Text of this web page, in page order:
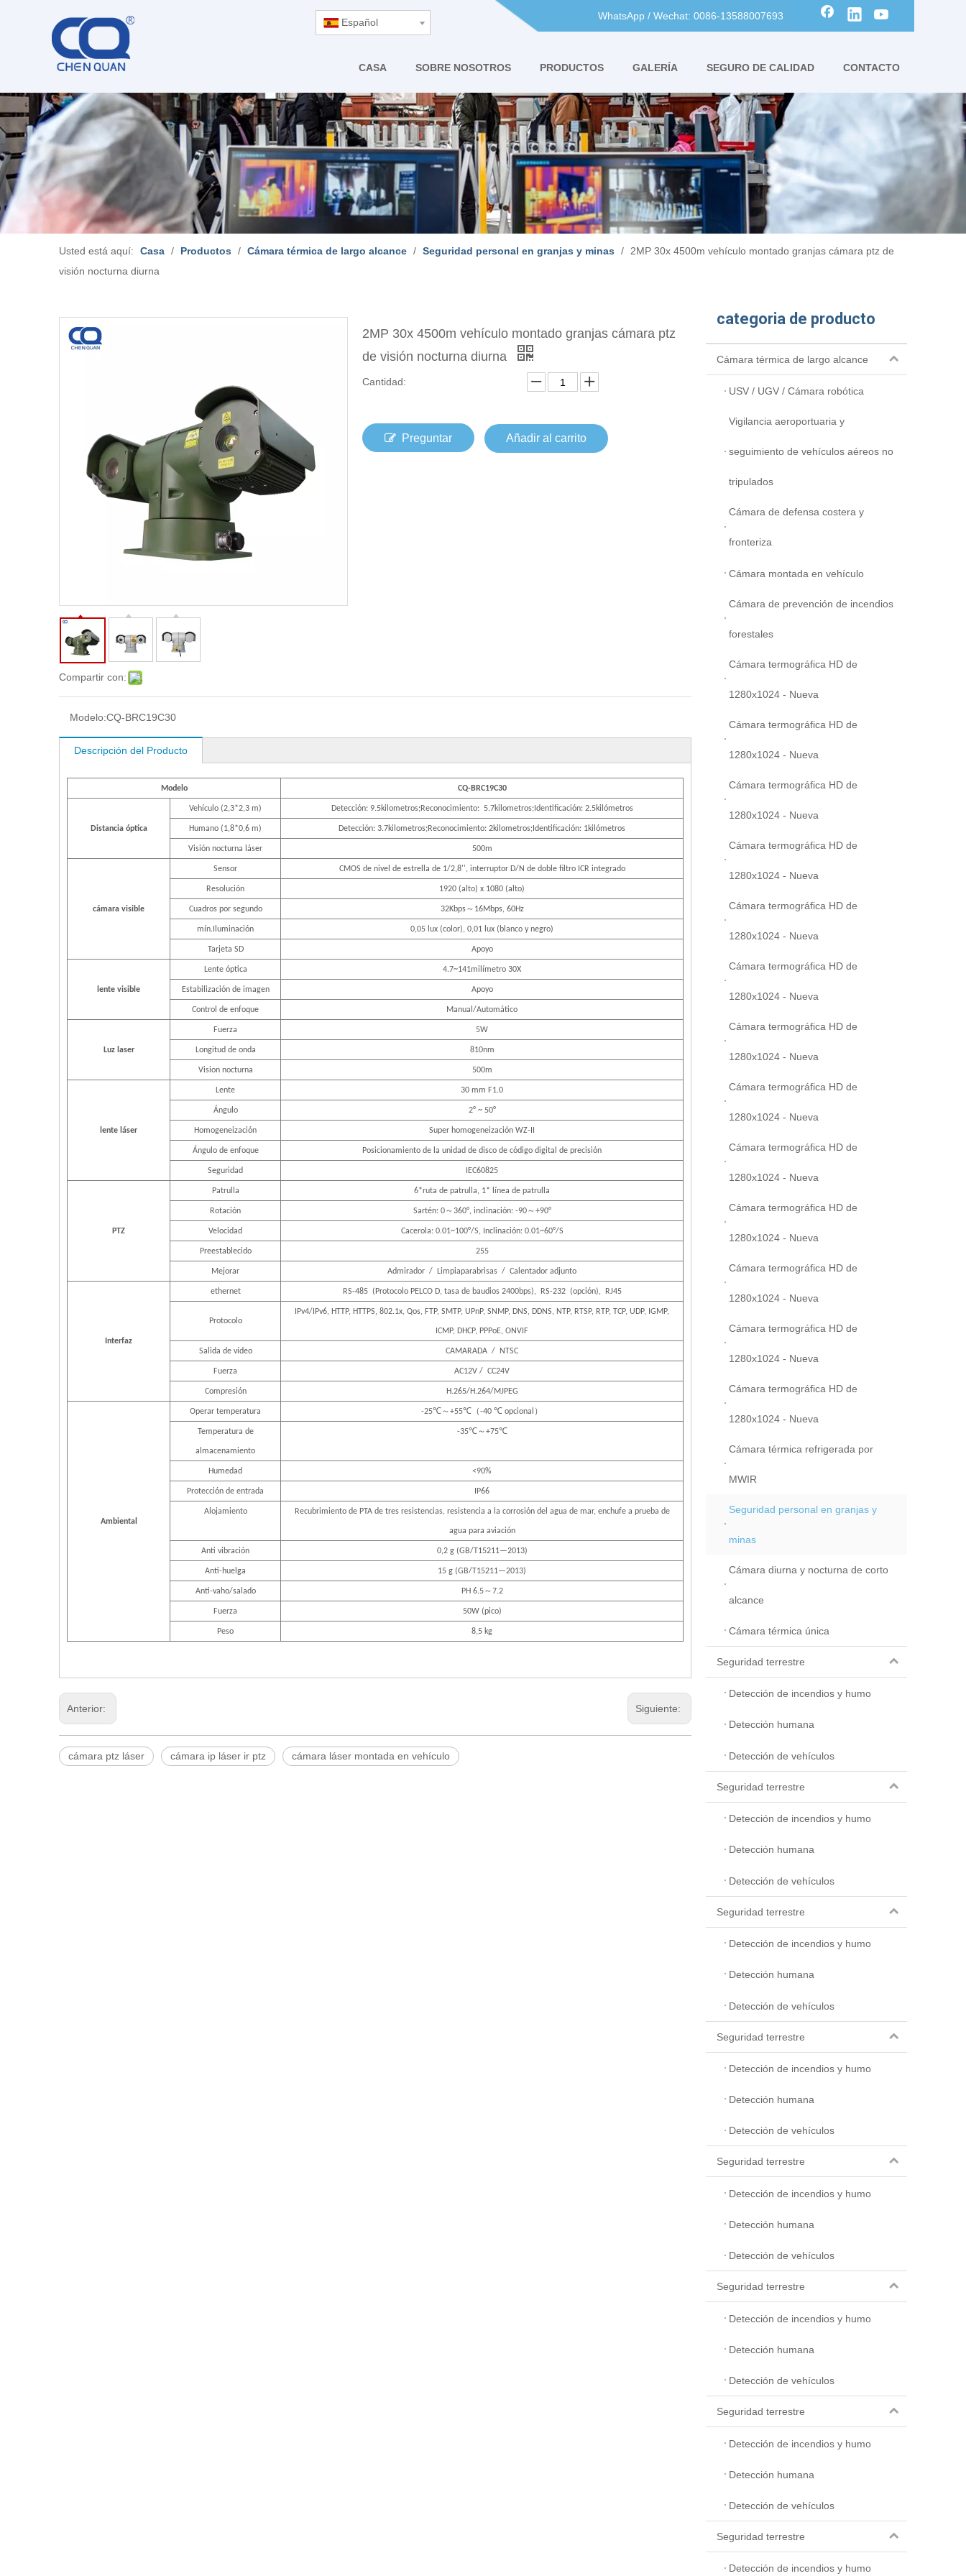
Español
WhatsApp / Wechat: 0086-13588007693
CASA SOBRE NOSOTROS PRODUCTOS GALERÍA SEGURO DE CALIDAD CONTACTO
Usted está aquí: Casa / Productos / Cámara térmica de largo alcance / Seguridad personal en granjas y minas /
2MP 30x 4500m vehículo montado granjas cámara ptz de
visión nocturna diurna
Compartir con:
2MP 30x 4500m vehículo montado granjas cámara ptz
de visión nocturna diurna
Cantidad:
Preguntar Añadir al carrito
Modelo:CQ-BRC19C30
Descripción del Producto
Modelo CQ-BRC19C30
Distancia óptica
Vehículo (2,3*2,3 m) Detección: 9.5kilometros;Reconocimiento:5.7kilometros;Identificación: 2.5kilómetros
Humano (1,8*0,6 m) Detección: 3.7kilometros;Reconocimiento: 2kilometros;Identificación: 1kilómetros
Visión nocturna láser 500m
cámara visible
Sensor CMOS de nivel de estrella de 1/2,8'', interruptor D/N de doble filtro ICR integrado
Resolución 1920 (alto) x 1080 (alto)
Cuadros por segundo 32Kbps～ 16Mbps, 60Hz
mín.Iluminación 0,05 lux (color), 0,01 lux (blanco y negro)
Tarjeta SD Apoyo
lente visible
Lente óptica 4.7~141milímetro 30X
Estabilización de imagen Apoyo
Control de enfoque Manual/Automático
Luz laser
Fuerza 5W
Longitud de onda 810nm
Vision nocturna 500m
lente láser
Lente 30 mm F1.0
Ángulo 2° ~ 50°
Homogeneización Super homogeneización WZ-II
Ángulo de enfoque Posicionamiento de la unidad de disco de código digital de precisión
Seguridad IEC60825
PTZ
Patrulla 6*ruta de patrulla, 1* línea de patrulla
Rotación Sartén: 0～360°, inclinación: -90～+90°
Velocidad Cacerola: 0.01~100°/S, Inclinación: 0.01~60°/S
Preestablecido 255
Mejorar Admirador / Limpiaparabrisas / Calentador adjunto
Interfaz
ethernet RS-485( Protocolo PELCO D, tasa de baudios 2400bps), RS-232(opción), RJ45
Protocolo
IPv4/IPv6, HTTP, HTTPS, 802.1x, Qos, FTP, SMTP, UPnP, SNMP, DNS, DDNS, NTP, RTSP, RTP, TCP, UDP, IGMP,
ICMP, DHCP, PPPoE, ONVIF
Salida de vídeo CAMARADA / NTSC
Fuerza AC12V / CC24V
Compresión H.265/H.264/MJPEG
Ambiental
Operar temperatura -25℃～+55℃ （-40 ℃ opcional ）
Temperatura de
almacenamiento
-35℃～+75℃
Humedad <90%
Protección de entrada IP66
Alojamiento Recubrimiento de PTA de tres resistencias, resistencia a la corrosión del agua de mar, enchufe a prueba de
agua para aviación
Anti vibración 0,2 g (GB/T15211—2013)
Anti-huelga 15 g (GB/T15211—2013)
Anti-vaho/salado PH 6.5～7.2
Fuerza 50W (pico)
Peso 8,5 kg
Anterior: Siguiente:
cámara ptz láser cámara ip láser ir ptz cámara láser montada en vehículo
categoria de producto
Cámara térmica de largo alcance
USV / UGV / Cámara robótica
Vigilancia aeroportuaria y
seguimiento de vehículos aéreos no
tripulados
Cámara de defensa costera y
fronteriza
Cámara montada en vehículo
Cámara de prevención de incendios
forestales
Cámara termográfica HD de
1280x1024 - Nueva
Cámara termográfica HD de
1280x1024 - Nueva
Cámara termográfica HD de
1280x1024 - Nueva
Cámara termográfica HD de
1280x1024 - Nueva
Cámara termográfica HD de
1280x1024 - Nueva
Cámara termográfica HD de
1280x1024 - Nueva
Cámara termográfica HD de
1280x1024 - Nueva
Cámara termográfica HD de
1280x1024 - Nueva
Cámara termográfica HD de
1280x1024 - Nueva
Cámara termográfica HD de
1280x1024 - Nueva
Cámara termográfica HD de
1280x1024 - Nueva
Cámara termográfica HD de
1280x1024 - Nueva
Cámara termográfica HD de
1280x1024 - Nueva
Cámara térmica refrigerada por
MWIR
Seguridad personal en granjas y
minas
Cámara diurna y nocturna de corto
alcance
Cámara térmica única
Seguridad terrestre
Detección de incendios y humo
Detección humana
Detección de vehículos
Seguridad terrestre
Detección de incendios y humo
Detección humana
Detección de vehículos
Seguridad terrestre
Detección de incendios y humo
Detección humana
Detección de vehículos
Seguridad terrestre
Detección de incendios y humo
Detección humana
Detección de vehículos
Seguridad terrestre
Detección de incendios y humo
Detección humana
Detección de vehículos
Seguridad terrestre
Detección de incendios y humo
Detección humana
Detección de vehículos
Seguridad terrestre
Detección de incendios y humo
Detección humana
Detección de vehículos
Seguridad terrestre
Detección de incendios y humo